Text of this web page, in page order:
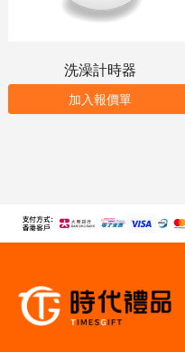
洗澡計時器
加入報價單